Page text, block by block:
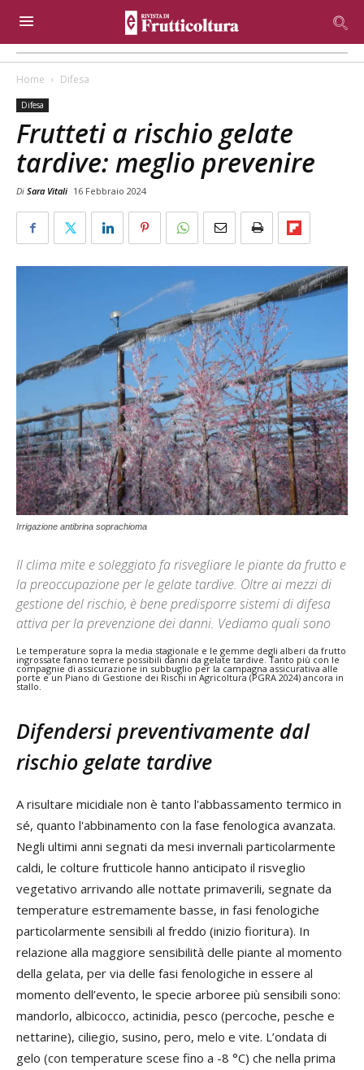
Home Difesa
Difesa
Frutteti a rischio gelate
tardive: meglio prevenire
Di Sara Vitali 16 Febbraio 2024
Irrigazione antibrina soprachioma
Il clima mite e soleggiato fa risvegliare le piante da frutto e
la preoccupazione per le gelate tardive. Oltre ai mezzi di
gestione del rischio, è bene predisporre sistemi di difesa
attiva per la prevenzione dei danni. Vediamo quali sono
Le temperature sopra la media stagionale e le gemme degli alberi da frutto
ingrossate fanno temere possibili danni da gelate tardive. Tanto più con le
compagnie di assicurazione in subbuglio per la campagna assicurativa alle
porte e un Piano di Gestione dei Rischi in Agricoltura (PGRA 2024) ancora in
stallo.
Difendersi preventivamente dal
rischio gelate tardive
A risultare micidiale non è tanto l'abbassamento termico in
sé, quanto l'abbinamento con la fase fenologica avanzata.
Negli ultimi anni segnati da mesi invernali particolarmente
caldi, le colture frutticole hanno anticipato il risveglio
vegetativo arrivando alle nottate primaverili, segnate da
temperature estremamente basse, in fasi fenologiche
particolarmente sensibili al freddo (inizio fioritura). In
relazione alla maggiore sensibilità delle piante al momento
della gelata, per via delle fasi fenologiche in essere al
momento dell’evento, le specie arboree più sensibili sono:
mandorlo, albicocco, actinidia, pesco (percoche, pesche e
nettarine), ciliegio, susino, pero, melo e vite. L’ondata di
gelo (con temperature scese fino a -8 °C) che nella prima